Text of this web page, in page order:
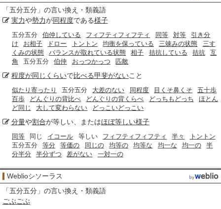
「五分五分 」の言い換え・類義語
実力や勢力が同程度である様子
五分五分 伯仲している フィフティフィフティ 同等 対等
引き分
け
お相子 ドロー トントン 均衡を保っている 三竦みの状態
三す
くみの状態
バランスが取れている状態 相子 拮抗している 拮抗
互
角
五分五分 伯仲 おっつかっつ 匹敵
程度が同じくらいで比べる甲斐がないこと
似たり寄ったり 五分五分 大差のない 同程度 目くそ鼻くそ
五十歩
百歩
どんぐりの背比べ どんぐりの背くらべ どっちもどっち
ほとん
ど同じ
大して変わらない どっこいどっこい
分量や割合が等しい、またはほぼ等しい様子
同等 同じ イコール 等しい フィフティフィフティ 半々
トントン
五分五分
等分 等価の 同じの 均等の 均等な 均一な 均一の
半
分半分
半分ずつ 差がない 一対一の
Weblioシソーラス
「五分五分 」の言い換え・類義語
ごぶごぶ